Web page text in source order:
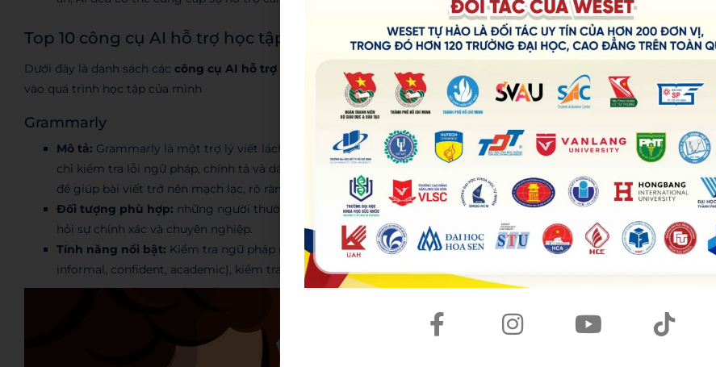
Top 10 công cụ AI hỗ trợ học tập hàng đầu dành cho sinh viên
Dưới đây là danh sách các công cụ AI hỗ trợ học tập
được đánh giá cao và dễ dàng tiếp cận mà sinh viên có thể tích hợp
vào quá trình học tập của mình
Grammarly
Mô tả: Grammarly là một trợ lý viết lách dựa trên AI, được thiết kế để cải thiện chất lượng văn bản của bạn. Nó không
chỉ kiểm tra lỗi ngữ pháp, chính tả và dấu câu mà còn phân tích văn phong, đề xuất các từ đồng nghĩa và cấu trúc câu
để giúp bài viết trở nên mạch lạc, rõ ràng và chuyên nghiệp hơn.
Đối tượng phù hợp: những người thường xuyên viết luận văn, báo cáo, email học thuật hoặc bất kỳ văn bản nào đòi
hỏi sự chính xác và chuyên nghiệp.
Tính năng nổi bật: Kiểm tra ngữ pháp nâng cao, phát hiện đạo văn (bản trả phí), gợi ý cải thiện văn phong (formal,
informal, confident, academic), kiểm tra tính dễ đọc.